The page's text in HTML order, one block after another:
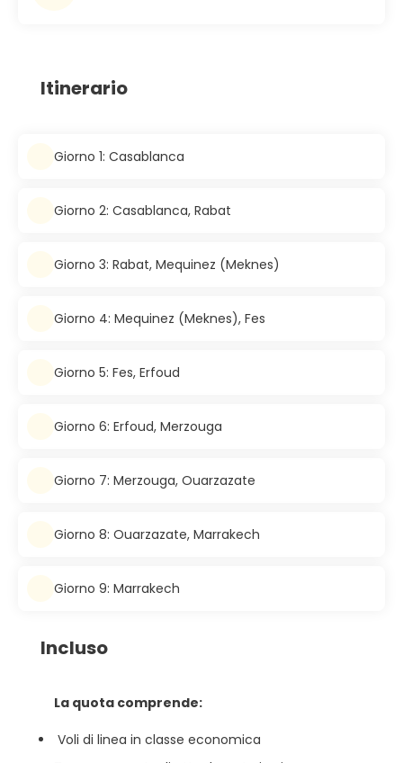
Itinerario
Giorno 1: Casablanca
Giorno 2: Casablanca, Rabat
Giorno 3: Rabat, Mequinez (Meknes)
Giorno 4: Mequinez (Meknes), Fes
Giorno 5: Fes, Erfoud
Giorno 6: Erfoud, Merzouga
Giorno 7: Merzouga, Ouarzazate
Giorno 8: Ouarzazate, Marrakech
Giorno 9: Marrakech
Incluso
La quota comprende:
Voli di linea in classe economica